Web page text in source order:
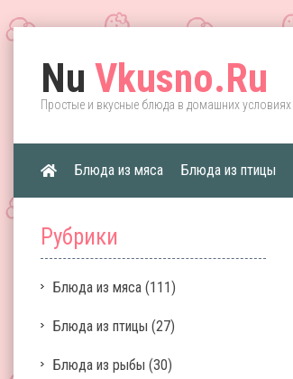
Nu Vkusno.Ru
Простые и вкусные блюда в домашних условиях
Блюда из мяса Блюда из птицы
Рубрики
Блюда из мяса (111)
Блюда из птицы (27)
Блюда из рыбы (30)